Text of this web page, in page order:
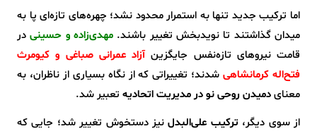
اما ترکیب جدید تنها به استمرار محدود نشد؛ چهره‌های تازه‌ای پا به
میدان گذاشتند تا نویدبخش تغییر باشند. مهدی‌زاده و حسینیدر
قامت نیروهای تازه‌نفس جایگزینآزاد عمرانی صباغی و کیومرث
فتح‌اله کرمانشاهیشدند؛ تغییراتی که از نگاه بسیاری از ناظران، به
معنایدمیدن روحی نو در مدیریت اتحادیه تعبیر شد.
از سوی دیگر، ترکیب علی‌البدلنیز دستخوش تغییر شد؛ جایی که